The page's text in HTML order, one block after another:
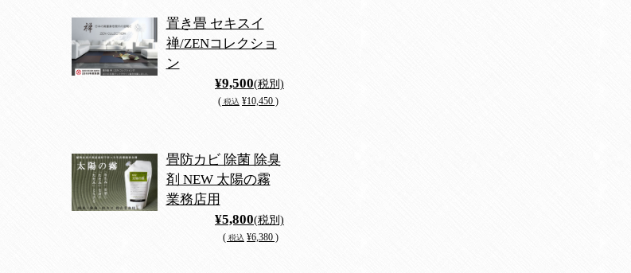
置き畳 セキスイ
禅/ZENコレクショ
ン
¥9,500(税別)
( 税込 ¥10,450 )
畳防カビ 除菌 除臭
剤 NEW 太陽の霧
業務店用
¥5,800(税別)
( 税込 ¥6,380 )